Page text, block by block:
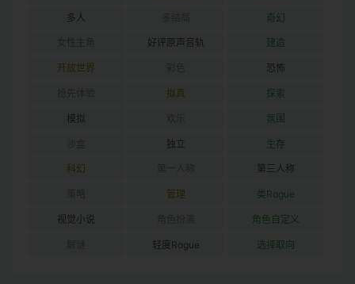
多人 奇幻
好评原声音轨 建造
开放世界 恐怖
拟真 探索
模拟 氛围
独立 生存
科幻 第三人称
管理 类Rogue
视觉小说 角色自定义
轻度Rogue 选择取向